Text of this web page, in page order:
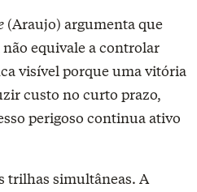
(Araujo) argumenta que
equivale a controlar
visível porque uma vitória
custo no curto prazo,
perigoso continua ativo
trilhas simultâneas. A